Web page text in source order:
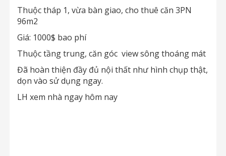
Thuộc tháp 1, vừa bàn giao, cho thuê căn 3PN
96m2
Giá: 1000$ bao phí
Thuộc tầng trung, căn góc view sông thoáng mát
Đã hoàn thiện đầy đủ nội thất như hình chụp thật,
dọn vào sử dụng ngay.
LH xem nhà ngay hôm nay